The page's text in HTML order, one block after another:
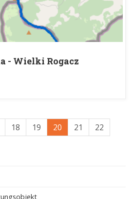
- Wielki Rogacz
18 19 20 21
22